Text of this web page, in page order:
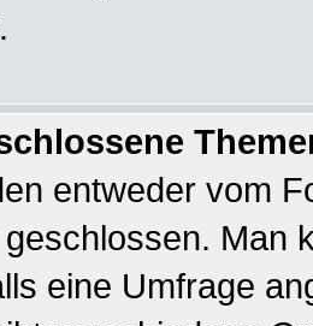
entweder vom
Man
eine Umfrage